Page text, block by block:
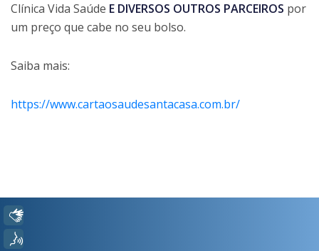
Clínica Vida Saúde E DIVERSOS OUTROS PARCEIROS por
um preço que cabe no seu bolso.
Saiba mais:
https://www.cartaosaudesantacasa.com.br/